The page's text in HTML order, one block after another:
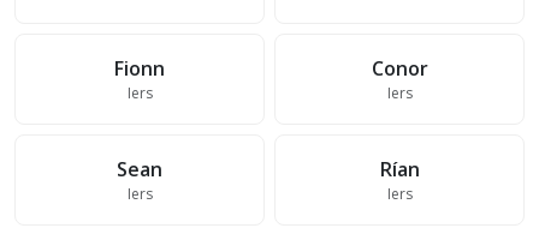
Fionn
Iers
Conor
Iers
Sean
Iers
Rían
Iers